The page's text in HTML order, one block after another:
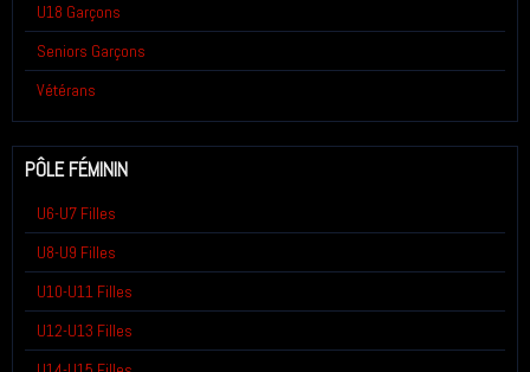
U18 Garçons
Seniors Garçons
Vétérans
PÔLE FÉMININ
U6-U7 Filles
U8-U9 Filles
U10-U11 Filles
U12-U13 Filles